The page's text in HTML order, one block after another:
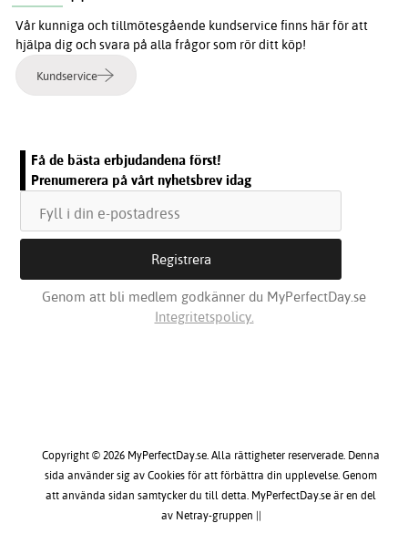
Vår kunniga och tillmötesgående kundservice finns här för att
hjälpa dig och svara på alla frågor som rör ditt köp!
Kundservice
Få de bästa erbjudandena först!
Prenumerera på vårt nyhetsbrev idag
Genom att bli medlem godkänner du MyPerfectDay.se
Integritetspolicy.
Copyright © 2026 MyPerfectDay.se. Alla rättigheter reserverade. Denna
sida använder sig av Cookies för att förbättra din upplevelse. Genom
att använda sidan samtycker du till detta. MyPerfectDay.se är en del
av Netray-gruppen ||